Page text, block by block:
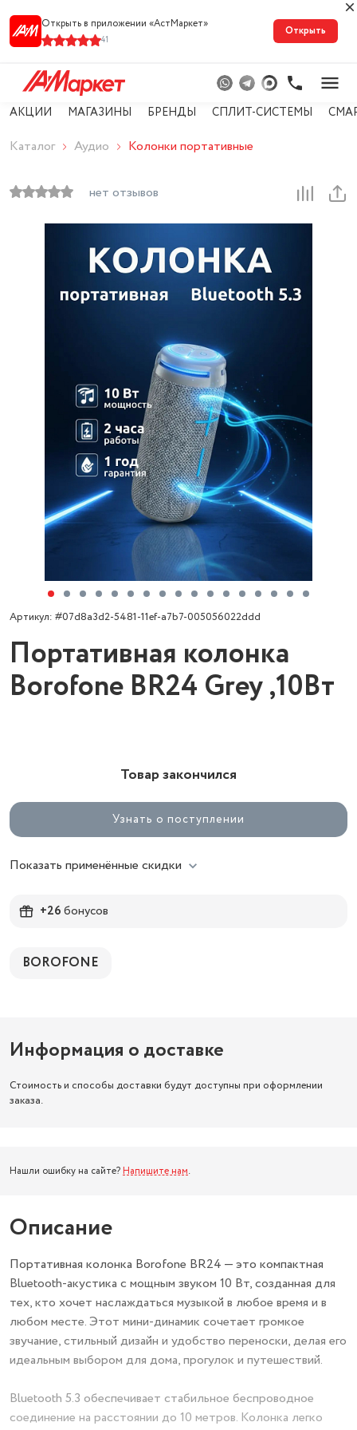
Открыть в приложении «АстМарке‪т‬»
41
Открыть
АКЦИИ МАГАЗИНЫ БРЕНДЫ СПЛИТ-СИСТЕМЫ
Каталог Аудио Колонки портативные
нет отзывов
Артикул: #07d8a3d2-5481-11ef-a7b7-005056022ddd
Портативная колонка
Borofone BR24 Grey ,10Вт
Товар закончился
Узнать о поступлении
Показать применённые скидки
+26бонусов
BOROFONE
Информация о доставке
Стоимость и способы доставки будут доступны при оформлении
заказа.
Нашли ошибку на сайте? Напишите нам.
Описание
Портативная колонка Borofone BR24 — это компактная
Bluetooth-акустика с мощным звуком 10 Вт, созданная для
тех, кто хочет наслаждаться музыкой в любое время и в
любом месте. Этот мини-динамик сочетает громкое
звучание, стильный дизайн и удобство переноски, делая его
идеальным выбором для дома, прогулок и путешествий.
Bluetooth 5.3 обеспечивает стабильное беспроводное
соединение на расстоянии до 10 метров. Колонка легко